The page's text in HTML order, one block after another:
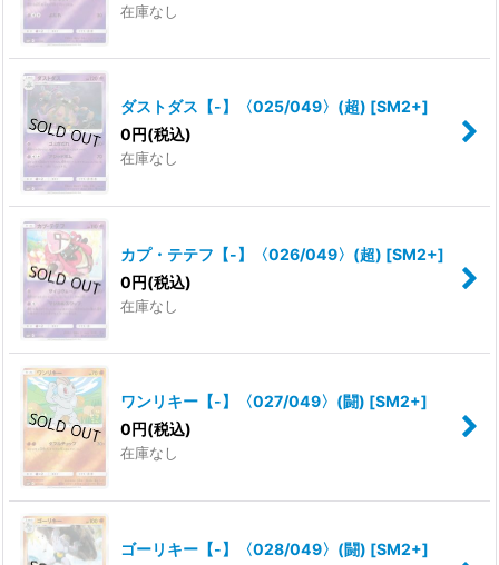
在庫なし
ダストダス【-】〈025/049〉(超) [SM2+]
0円(税込)
在庫なし
カプ・テテフ【-】〈026/049〉(超) [SM2+]
0円(税込)
在庫なし
ワンリキー【-】〈027/049〉(闘) [SM2+]
0円(税込)
在庫なし
ゴーリキー【-】〈028/049〉(闘) [SM2+]